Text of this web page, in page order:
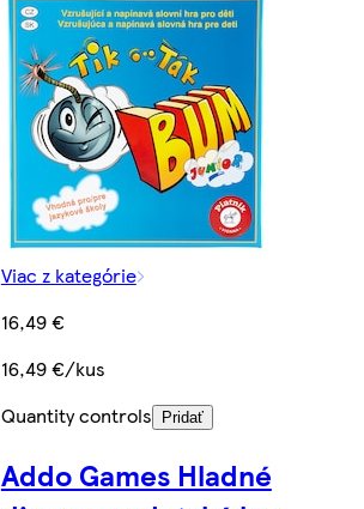
Viac z kategórie
16,49 €
16,49 €/kus
Quantity controls
Pridať
Addo Games Hladné